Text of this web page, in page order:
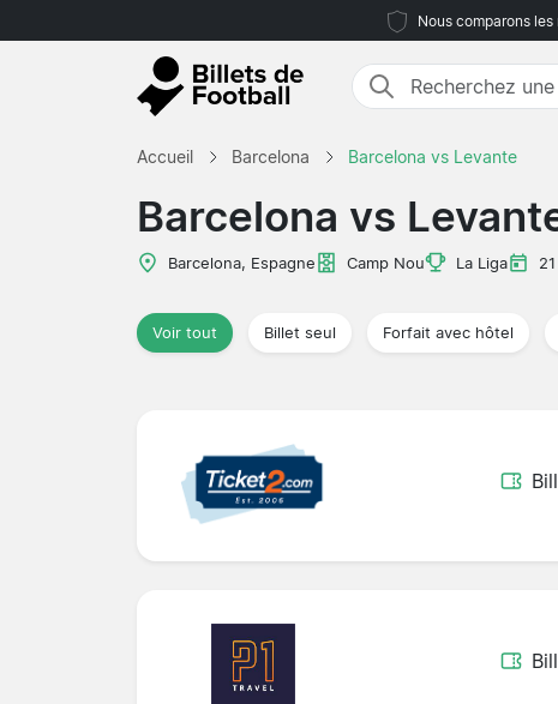
Nous comparons
Accueil Barcelona Barcelona vs Levante
Barcelona vs
Barcelona, Espagne Camp Nou La Liga
Voir tout Billet seul Forfait avec hôtel